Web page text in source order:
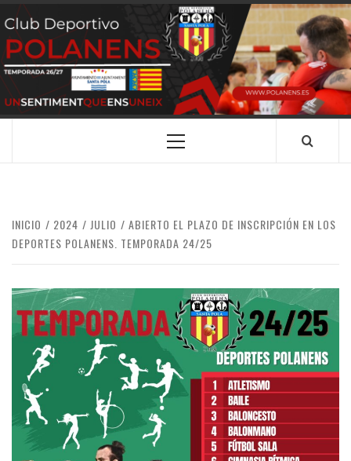
Saltar
al
contenido
CLUB
DEPORTIVO
POLANENS
SANTA POLA
Menú
INICIO 2024 JULIO
ABIERTO EL PLAZO DE INSCRIPCIÓN EN LOS
DEPORTES POLANENS. TEMPORADA 24/25